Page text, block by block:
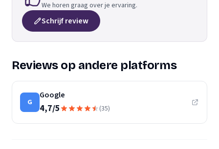
We horen graag over je ervaring.
Schrijf review
Reviews op andere platforms
G
Google
4,7/5 (35)